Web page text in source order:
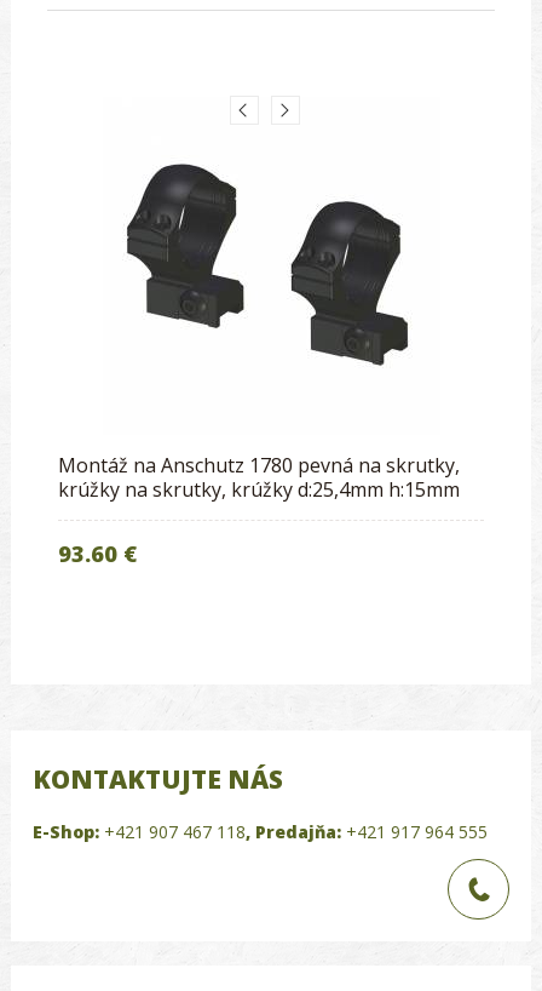
Montáž na Anschutz 1780 pevná na skrutky,
krúžky na skrutky, krúžky d:25,4mm h:15mm
93.60 €
KONTAKTUJTE NÁS
E-Shop: +421 907 467 118, Predajňa: +421 917 964 555